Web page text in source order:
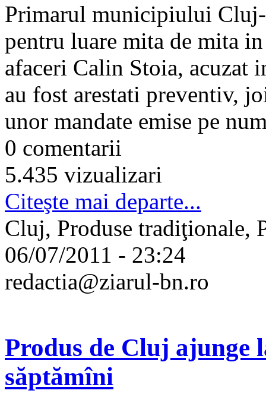
Primarul municipiului
pentru luare mita de mita
afaceri Calin Stoia, acuzat
au fost arestati preventiv,
unor mandate emise pe
0 comentarii
5.435 vizualizari
Citeşte mai departe...
Cluj, Produse tradiţionale,
06/07/2011 - 23:24
redactia@ziarul-bn.ro
Produs de Cluj ajunge
săptămîni